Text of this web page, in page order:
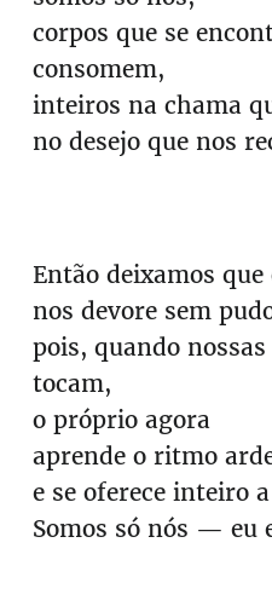
corpos que se
consomem,
inteiros na chama
no desejo que nos
Então deixamos
nos devore sem
pois, quando
tocam,
o próprio agora
aprende o ritmo
e se oferece inteiro
Somos só nós — eu